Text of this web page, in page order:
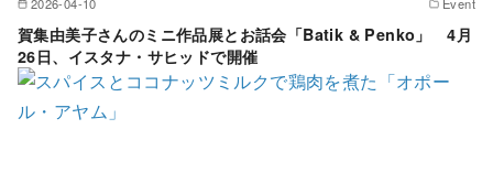
2026-04-10 Event
賀集由美子さんのミニ作品展とお話会「Batik & Penko」 4月
26日、イスタナ・サヒッドで開催